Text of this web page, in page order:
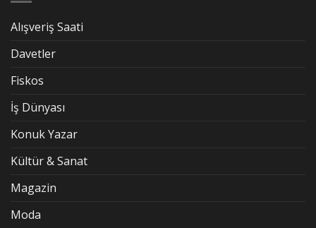
Alışveriş Saati
Davetler
Fiskos
İş Dünyası
Konuk Yazar
Kültür & Sanat
Magazin
Moda